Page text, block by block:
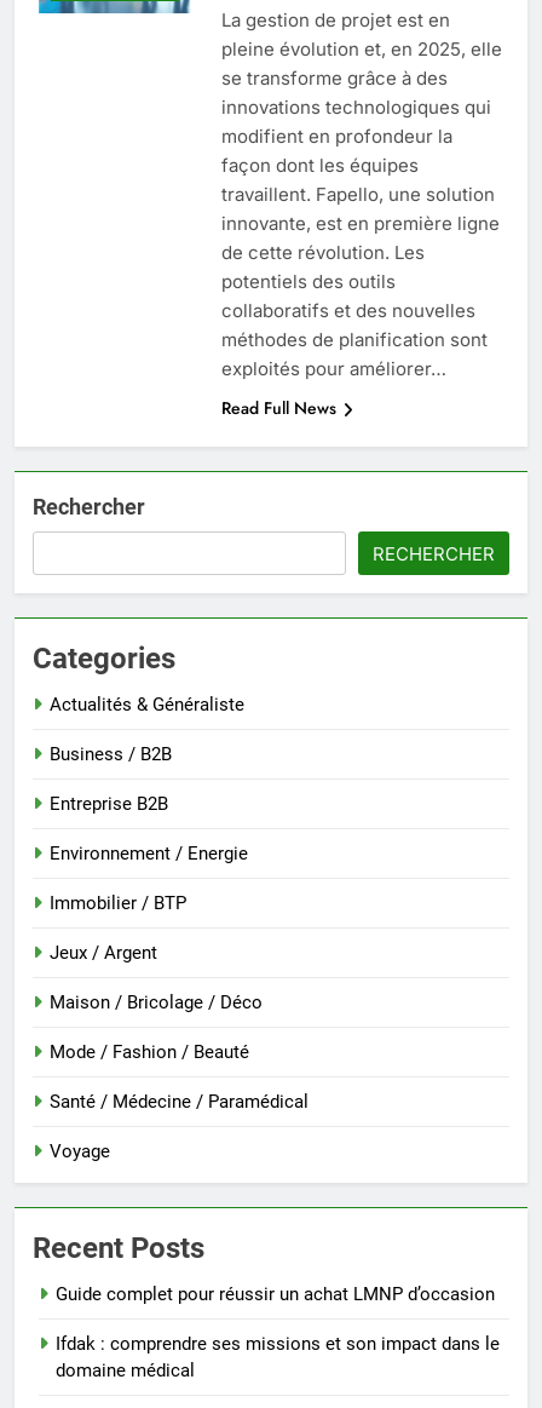
5 Mois Ago
À partir de quel montant la CAF porte
plainte : comprendre les seuils à
connaître
5 Mois Ago
Découvrir pourquoi des trous dans le
jardin sans monticule apparaissent et
comment les traiter
5 Mois Ago
La gestion de projet est en
pleine évolution et, en 2025, elle
se transforme grâce à des
innovations technologiques qui
modifient en profondeur la
façon dont les équipes
travaillent. Fapello, une solution
innovante, est en première ligne
de cette révolution. Les
potentiels des outils
collaboratifs et des nouvelles
méthodes de planification sont
exploités pour améliorer…
Read Full News
Rechercher
RECHERCHER
Categories
Actualités & Généraliste
Business / B2B
Entreprise B2B
Environnement / Energie
Immobilier / BTP
Jeux / Argent
Maison / Bricolage / Déco
Mode / Fashion / Beauté
Santé / Médecine / Paramédical
Voyage
Recent Posts
Guide complet pour réussir un achat LMNP d’occasion
Ifdak : comprendre ses missions et son impact dans le
domaine médical